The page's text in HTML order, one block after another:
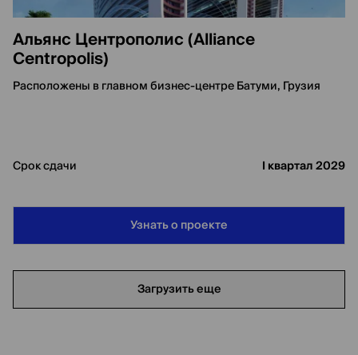
Альянс Центрополис (Alliance
Centropolis)
Расположены в главном бизнес-центре Батуми, Грузия
Срок сдачи I квартал 2029
Узнать о проекте
Загрузить еще